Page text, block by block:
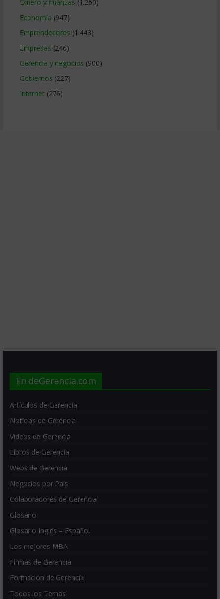
Dinero y finanzas (1.260)
Economía (947)
Emprendedores (1.443)
Empresas (246)
Gerencia y negocios (900)
Gobiernos (227)
Internet (276)
En deGerencia.com
Artículos de Gerencia
Noticias de Gerencia
Videos de Gerencia
Libros de Gerencia
Webs de Gerencia
Negocios por País
Colaboradores de Gerencia
Glosario
Glosario Inglés – Español
Los mejores MBA
Firmas de Gerencia
Formación de Gerencia
Todos los Temas